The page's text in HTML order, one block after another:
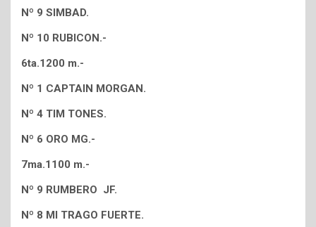
Nº 9 SIMBAD.
Nº 10 RUBICON.-
6ta.1200 m.-
Nº 1 CAPTAIN MORGAN.
Nº 4 TIM TONES.
Nº 6 ORO MG.-
7ma.1100 m.-
Nº 9 RUMBERO JF.
Nº 8 MI TRAGO FUERTE.